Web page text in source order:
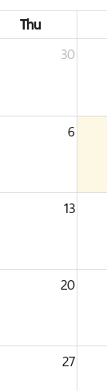
Thu
30
6
13
20
27